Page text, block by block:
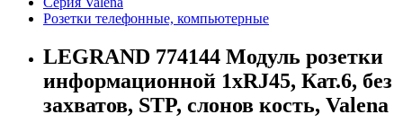
Розетки телефонные, компьютерные
LEGRAND 774144 Модуль розетки
информационной 1хRJ45, Кат.6, без
захватов, STP, слонов кость, Valena